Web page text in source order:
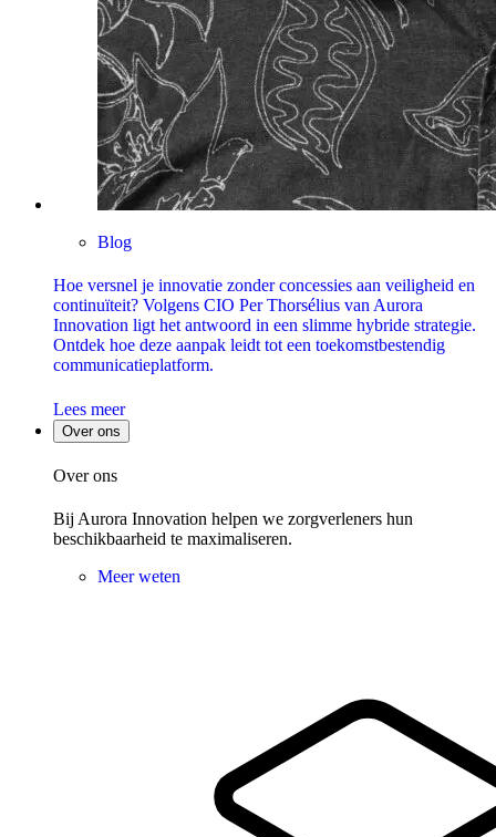
Blog
Hoe versnel je innovatie zonder concessies aan veiligheid en
continuïteit? Volgens CIO Per Thorsélius van Aurora
Innovation ligt het antwoord in een slimme hybride strategie.
Ontdek hoe deze aanpak leidt tot een toekomstbestendig
communicatieplatform.
Lees meer
Over ons
Over ons
Bij Aurora Innovation helpen we zorgverleners hun
beschikbaarheid te maximaliseren.
Meer weten